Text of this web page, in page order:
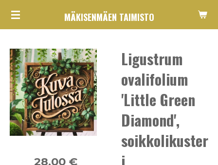
Siirry
MÄKISENMÄEN TAIMISTO
Ligustrum
ovalifolium
'Little Green
Diamond',
soikkolikuster
28,00 €